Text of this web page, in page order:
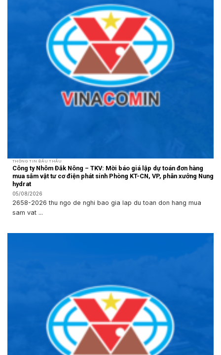
THÔNG TIN ĐẤU THẦU
Công ty Nhôm Đắk Nông – TKV: Mời báo giá lập dự toán đơn hàng
mua sắm vật tư cơ điện phát sinh Phòng KT-CN, VP, phân xưởng Nung
hydrat
05/08/2026
2658-2026 thu ngo de nghi bao gia lap du toan don hang mua
sam vat ...